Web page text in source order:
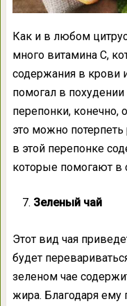
Как и в любом
много витамина С,
содержания в крови
помогал в
перепонки, конечно,
это можно
в этой перепонке
которые помогают в
Зеленый чай
Этот вид чая
будет
зеленом чае
жира. Благодаря ему